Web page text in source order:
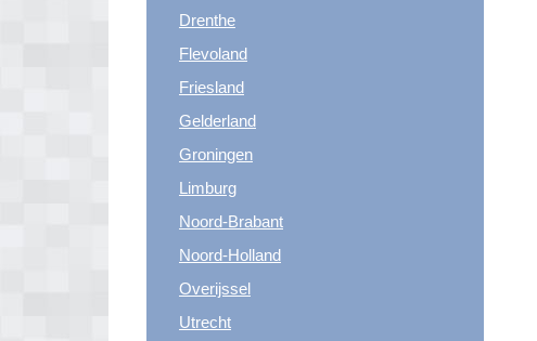
Drenthe
Flevoland
Friesland
Gelderland
Groningen
Limburg
Noord-Brabant
Noord-Holland
Overijssel
Utrecht